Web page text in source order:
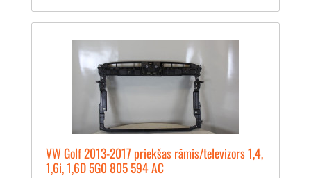
VW Golf 2013-2017 priekšas rāmis/televizors 1,4,
1,6i, 1,6D 5G0 805 594 AC